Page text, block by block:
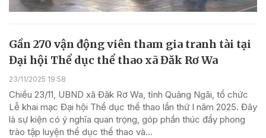
Gần 270 vận động viên tham gia tranh tài tại
Đại hội Thể dục thể thao xã Đăk Rơ Wa
23/11/2025 19:58
Chiều 23/11, UBND xã Đăk Rơ Wa, tỉnh Quảng Ngãi, tổ chức
Lễ khai mạc Đại hội Thể dục thể thao lần thứ I năm 2025. Đây
là sự kiện có ý nghĩa quan trọng, góp phần thúc đẩy phong
trào tập luyện thể dục thể thao và...